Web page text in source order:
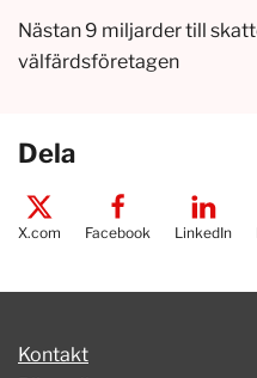
Nästan 9 miljarder till
välfärdsföretagen
Dela
X.com Facebook LinkedIn
Kontakt